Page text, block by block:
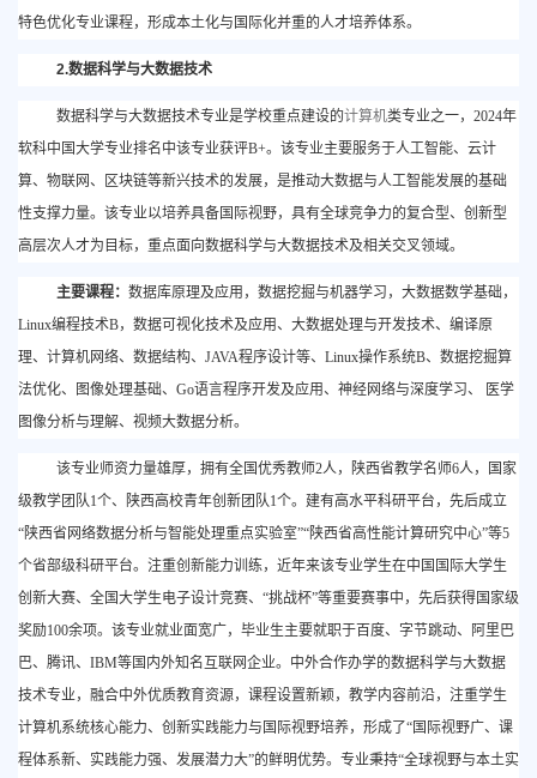
特色优化专业课程，形成本土化与国际化并重的人才培养体系。
2.数据科学与大数据技术
数据科学与大数据技术专业是学校重点建设的计算机类专业之一， 2024年
软科中国大学专业排名中该专业获评B+。该专业主要服务于人工智能、云计
算、物联网、区块链等新兴技术的发展，是推动大数据与人工智能发展的基础
性支撑力量。该专业以培养具备国际视野，具有全球竞争力的复合型、创新型
高层次人才为目标，重点面向数据科学与大数据技术及相关交叉领域。
主要课程： 数据库原理及应用，数据挖掘与机器学习，大数据数学基础，
Linux编程技术B，数据可视化技术及应用、大数据处理与开发技术、编译原
理、计算机网络、数据结构、JAVA程序设计等、Linux操作系统B、数据挖掘算
法优化、图像处理基础、Go语言程序开发及应用、神经网络与深度学习、 医学
图像分析与理解、视频大数据分析。
该专业师资力量雄厚，拥有全国优秀教师2人，陕西省教学名师6人，国家
级教学团队1个、陕西高校青年创新团队1个。建有高水平科研平台，先后成立
“陕西省网络数据分析与智能处理重点实验室”“陕西省高性能计算研究中心”等5
个省部级科研平台。注重创新能力训练，近年来该专业学生在中国国际大学生
创新大赛、全国大学生电子设计竞赛、“挑战杯”等重要赛事中，先后获得国家级
奖励100余项。该专业就业面宽广，毕业生主要就职于百度、字节跳动、阿里巴
巴、腾讯、IBM等国内外知名互联网企业。中外合作办学的数据科学与大数据
技术专业，融合中外优质教育资源，课程设置新颖，教学内容前沿，注重学生
计算机系统核心能力、创新实践能力与国际视野培养，形成了“国际视野广、课
程体系新、实践能力强、发展潜力大”的鲜明优势。专业秉持“全球视野与本土实